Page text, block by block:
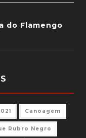
do Flamengo
Canoagem
Rubro Negro